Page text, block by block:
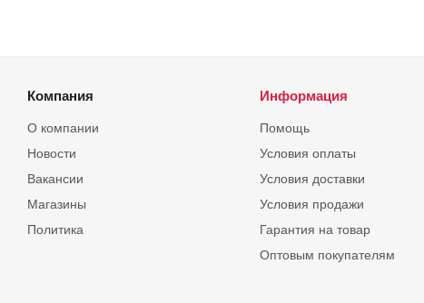
Компания
О компании
Новости
Вакансии
Магазины
Политика
Информация
Помощь
Условия оплаты
Условия доставки
Условия продажи
Гарантия на товар
Оптовым покупателям